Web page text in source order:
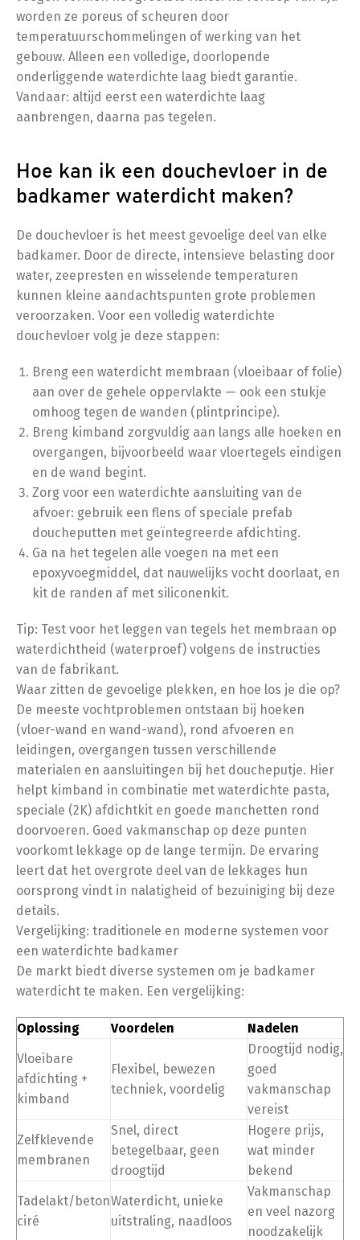
worden ze poreus of scheuren door
temperatuurschommelingen of werking van het
gebouw. Alleen een volledige, doorlopende
onderliggende waterdichte laag biedt garantie.
Vandaar: altijd eerst een waterdichte laag
aanbrengen, daarna pas tegelen.
Hoe kan ik een douchevloer in de
badkamer waterdicht maken?
De douchevloer is het meest gevoelige deel van elke
badkamer. Door de directe, intensieve belasting door
water, zeepresten en wisselende temperaturen
kunnen kleine aandachtspunten grote problemen
veroorzaken. Voor een volledig waterdichte
douchevloer volg je deze stappen:
Breng een waterdicht membraan (vloeibaar of folie)
aan over de gehele oppervlakte — ook een stukje
omhoog tegen de wanden (plintprincipe).
Breng kimband zorgvuldig aan langs alle hoeken en
overgangen, bijvoorbeeld waar vloertegels eindigen
en de wand begint.
Zorg voor een waterdichte aansluiting van de
afvoer: gebruik een flens of speciale prefab
doucheputten met geïntegreerde afdichting.
Ga na het tegelen alle voegen na met een
epoxyvoegmiddel, dat nauwelijks vocht doorlaat, en
kit de randen af met siliconenkit.
Tip: Test voor het leggen van tegels het membraan op
waterdichtheid (waterproef) volgens de instructies
van de fabrikant.
Waar zitten de gevoelige plekken, en hoe los je die op?
De meeste vochtproblemen ontstaan bij hoeken
(vloer-wand en wand-wand), rond afvoeren en
leidingen, overgangen tussen verschillende
materialen en aansluitingen bij het doucheputje. Hier
helpt kimband in combinatie met waterdichte pasta,
speciale (2K) afdichtkit en goede manchetten rond
doorvoeren. Goed vakmanschap op deze punten
voorkomt lekkage op de lange termijn. De ervaring
leert dat het overgrote deel van de lekkages hun
oorsprong vindt in nalatigheid of bezuiniging bij deze
details.
Vergelijking: traditionele en moderne systemen voor
een waterdichte badkamer
De markt biedt diverse systemen om je badkamer
waterdicht te maken. Een vergelijking:
Oplossing Voordelen
Nadelen
Vloeibare
afdichting +
kimband
Flexibel, bewezen
techniek, voordelig
Droogtijd nodig,
goed
vakmanschap
vereist
Zelfklevende
membranen
Snel, direct
betegelbaar, geen
droogtijd
Hogere prijs,
wat minder
bekend
Tadelakt/beton
ciré
Waterdicht, unieke
uitstraling, naadloos
Vakmanschap
en veel nazorg
noodzakelijk